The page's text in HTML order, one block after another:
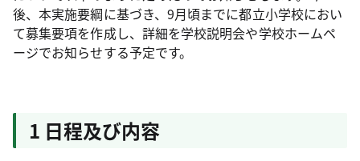
後、本実施要綱に基づき、9月頃までに都立小学校におい
て募集要項を作成し、詳細を学校説明会や学校ホームペ
ージでお知らせする予定です。
1 日程及び内容